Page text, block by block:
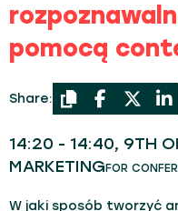
pomocą
Share:
14:20 - 14:40, 9TH
MARKETING FOR
W jaki sposób tworzyć